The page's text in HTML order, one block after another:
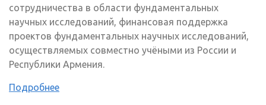
сотрудничества в области фундаментальных
научных исследований, финансовая поддержка
проектов фундаментальных научных исследований,
осуществляемых совместно учёными из России и
Республики Армения.
Подробнее